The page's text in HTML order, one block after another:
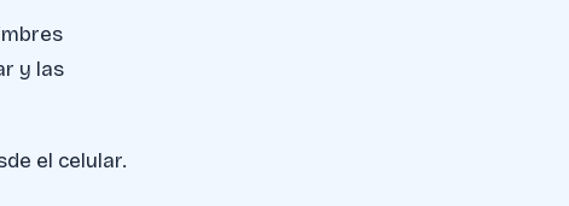
y las
el celular.